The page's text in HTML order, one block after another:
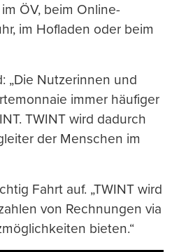
ÖV, beim Online-
im Hofladen oder beim
„Die Nutzerinnen und
immer häufiger
TWINT wird dadurch
der Menschen im
Fahrt auf. „TWINT wird
von Rechnungen via
bieten.“